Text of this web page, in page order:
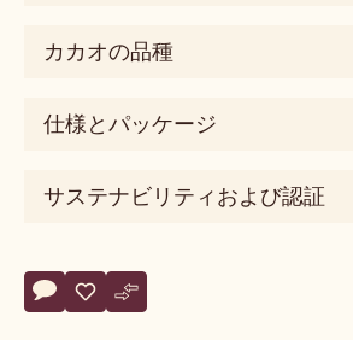
カカオの品種
仕様とパッケージ
サステナビリティおよび認証
Actions
コメント
- Java保存
- Java比較
- Java